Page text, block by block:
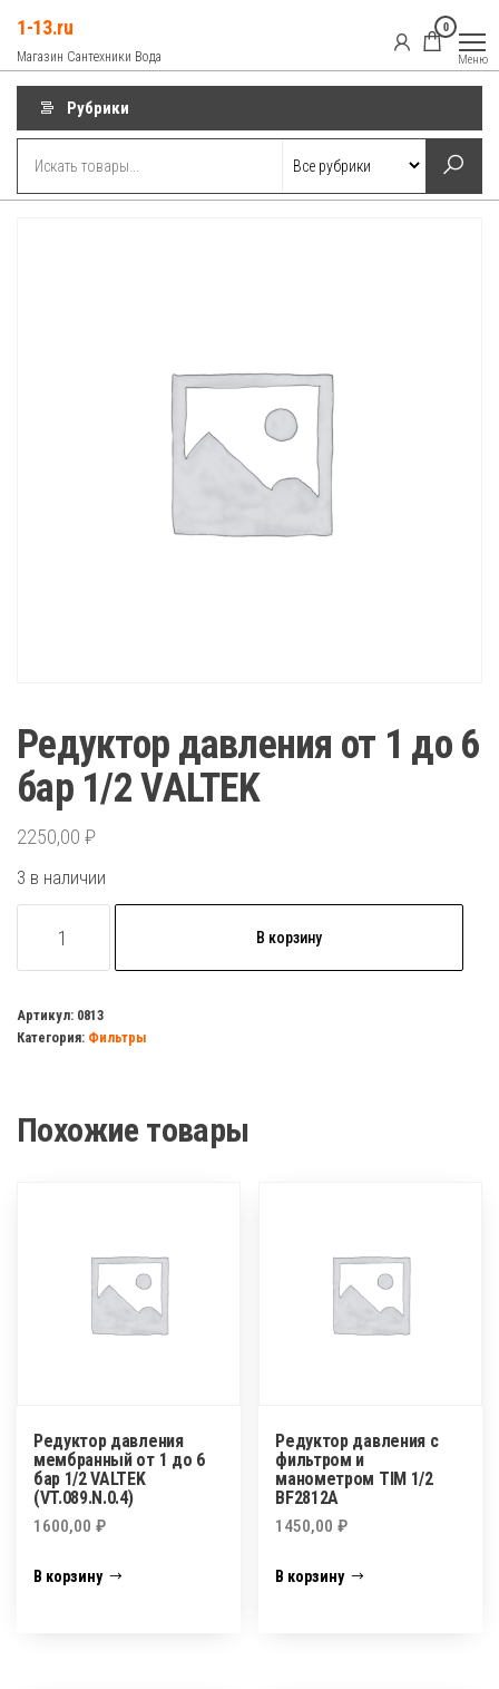
содержимому
1-13.ru
Магазин Сантехники Вода
0
Меню
Рубрики
Редуктор давления от 1 до 6
бар 1/2 VALTEK
2250,00 ₽
3 в наличии
товара
давления
от
6
В корзину
Артикул: 0813
Категория: Фильтры
Похожие товары
Редуктор давления
мембранный от 1 до 6
бар 1/2 VALTEK
(VT.089.N.0.4)
1600,00 ₽
В корзину
Редуктор давления с
фильтром и
манометром TIM 1/2
BF2812A
1450,00₽
В корзину